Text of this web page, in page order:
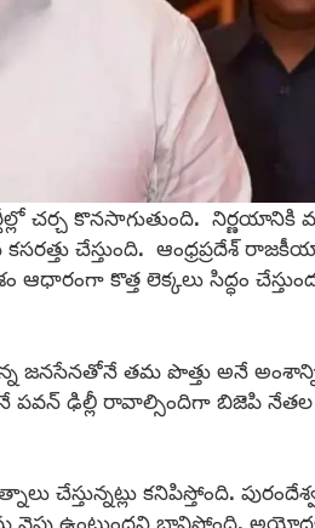
చర్చ కొనసాగుతుంది. నిర్ణయానికి
చేస్తుంది. ఆంధ్రప్రదేశ్
కొత్త లెక్కలు సిద్ధం
జనసేనతోనే తమ పొత్తు అనే అంశాన్ని
పవన్ ఢిల్లీ రావాల్సిందిగా బిజెపి నేతల
చేస్తున్నట్లు కనిపిస్తోంది.